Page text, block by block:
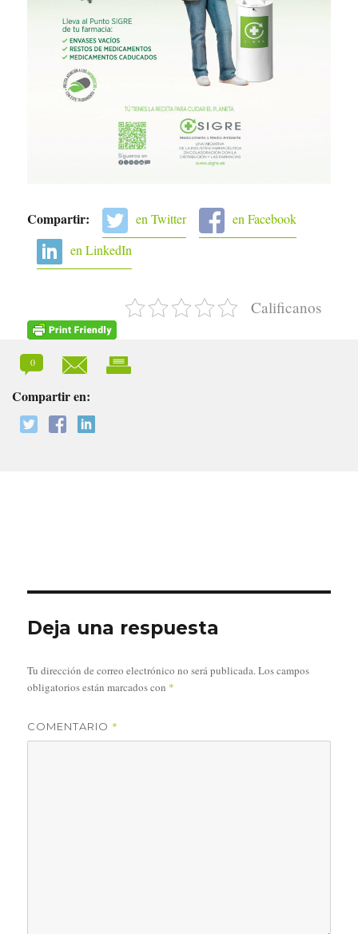
Compartir: en Twitter
en Facebook
en LinkedIn
Calificanos
0
Compartir en:
Deja una respuesta
Tu dirección de correo electrónico no será publicada.Los campos
obligatorios están marcados con *
COMENTARIO *